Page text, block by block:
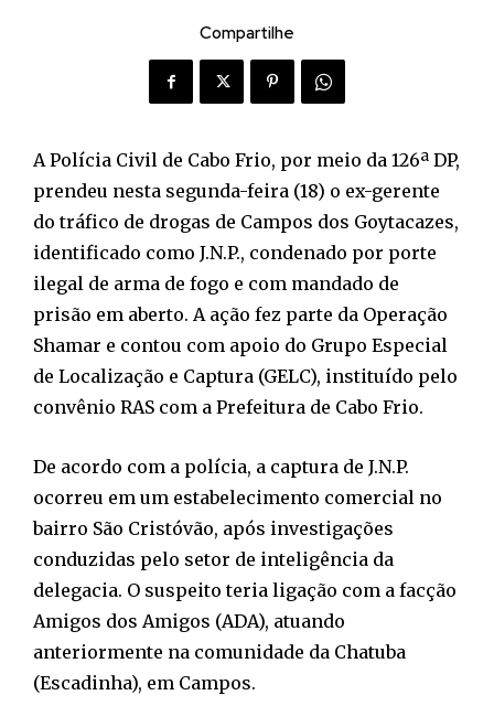
Compartilhe
A Polícia Civil de Cabo Frio, por meio da 126ª DP,
prendeu nesta segunda-feira (18) o ex-gerente
do tráfico de drogas de Campos dos Goytacazes,
identificado como J.N.P., condenado por porte
ilegal de arma de fogo e com mandado de
prisão em aberto. A ação fez parte da Operação
Shamar e contou com apoio do Grupo Especial
de Localização e Captura (GELC), instituído pelo
convênio RAS com a Prefeitura de Cabo Frio.
De acordo com a polícia, a captura de J.N.P.
ocorreu em um estabelecimento comercial no
bairro São Cristóvão, após investigações
conduzidas pelo setor de inteligência da
delegacia. O suspeito teria ligação com a facção
Amigos dos Amigos (ADA), atuando
anteriormente na comunidade da Chatuba
(Escadinha), em Campos.